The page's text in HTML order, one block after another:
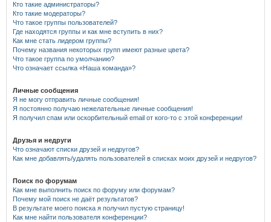
Кто такие администраторы?
Кто такие модераторы?
Что такое группы пользователей?
Где находятся группы и как мне вступить в них?
Как мне стать лидером группы?
Почему названия некоторых групп имеют разные цвета?
Что такое группа по умолчанию?
Что означает ссылка «Наша команда»?
Личные сообщения
Я не могу отправить личные сообщения!
Я постоянно получаю нежелательные личные сообщения!
Я получил спам или оскорбительный email от кого-то с этой конференции!
Друзья и недруги
Что означают списки друзей и недругов?
Как мне добавлять/удалять пользователей в списках моих друзей и недругов?
Поиск по форумам
Как мне выполнить поиск по форуму или форумам?
Почему мой поиск не даёт результатов?
В результате моего поиска я получил пустую страницу!
Как мне найти пользователя конференции?